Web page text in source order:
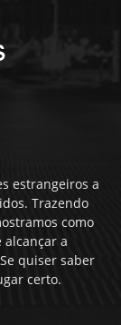
estrangeiros a
Trazendo
como
a
quiser saber
certo.